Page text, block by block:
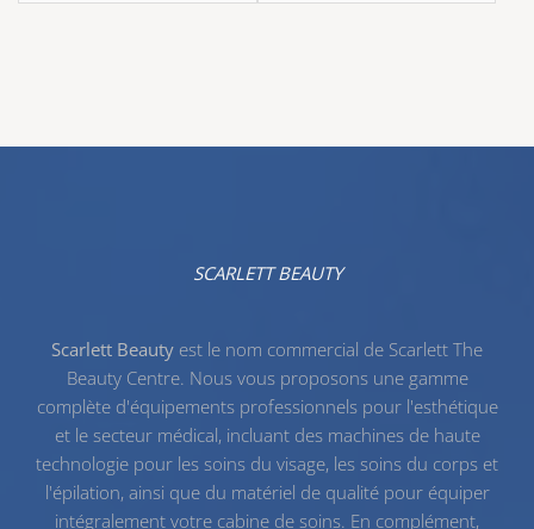
SCARLETT BEAUTY
Scarlett Beauty est le nom commercial de Scarlett The
Beauty Centre. Nous vous proposons une gamme
complète d'équipements professionnels pour l'esthétique
et le secteur médical, incluant des machines de haute
technologie pour les soins du visage, les soins du corps et
l'épilation, ainsi que du matériel de qualitépour équiper
intégralement votre cabine de soins. En complément,